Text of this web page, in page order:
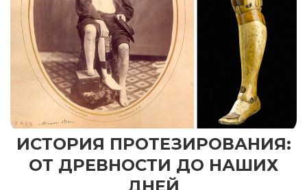
ИСТОРИЯ ПРОТЕЗИРОВАНИЯ:
ОТ ДРЕВНОСТИ ДО НАШИХ